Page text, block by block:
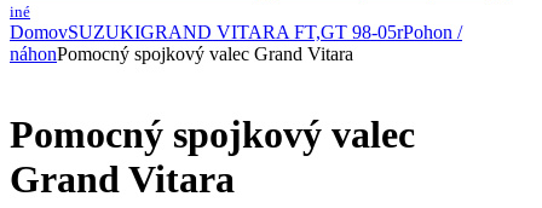
iné
DomovSUZUKIGRAND VITARA FT,GT 98-05rPohon /
náhonPomocný spojkový valec Grand Vitara
Pomocný spojkový valec
Grand Vitara